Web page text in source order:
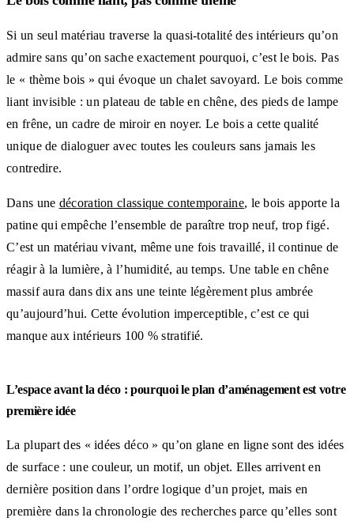
Si un seul matériau traverse la quasi-totalité des intérieurs qu’on
admire sans qu’on sache exactement pourquoi, c’est le bois. Pas
le « thème bois » qui évoque un chalet savoyard. Le bois comme
liant invisible : un plateau de table en chêne, des pieds de lampe
en frêne, un cadre de miroir en noyer. Le bois a cette qualité
unique de dialoguer avec toutes les couleurs sans jamais les
contredire.
Dans une décoration classique contemporaine, le bois apporte la
patine qui empêche l’ensemble de paraître trop neuf, trop figé.
C’est un matériau vivant, même une fois travaillé, il continue de
réagir à la lumière, à l’humidité, au temps. Une table en chêne
massif aura dans dix ans une teinte légèrement plus ambrée
qu’aujourd’hui. Cette évolution imperceptible, c’est ce qui
manque aux intérieurs 100 % stratifié.
L’espace avant la déco : pourquoi le plan d’aménagement est votre
première idée
La plupart des « idées déco » qu’on glane en ligne sont des idées
de surface : une couleur, un motif, un objet. Elles arrivent en
dernière position dans l’ordre logique d’un projet, mais en
première dans la chronologie des recherches parce qu’elles sont